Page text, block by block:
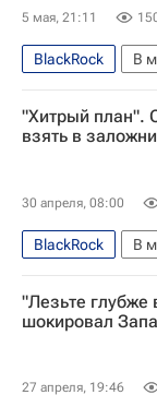
5 мая, 21:11
BlackRock В
Фридрих Мерц
Сара Вагенкнехт
Евросовет
"Хитрый план".
взять в
30 апреля, 08:00
BlackRock В
Китай
Прабово
"Лезьте
шокировал
27 апреля, 19:46